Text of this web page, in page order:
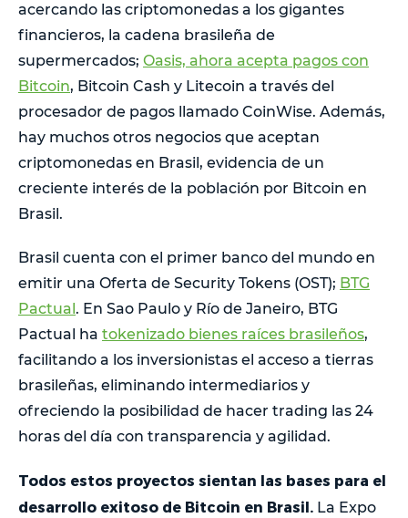
acercando las criptomonedas a los gigantes
financieros, la cadena brasileña de
supermercados; Oasis, ahora acepta pagos con
Bitcoin, Bitcoin Cash y Litecoin a través del
procesador de pagos llamado CoinWise. Además,
hay muchos otros negocios que aceptan
criptomonedas en Brasil, evidencia de un
creciente interés de la población por Bitcoin en
Brasil.
Brasil cuenta con el primer banco del mundo en
emitir una Oferta de Security Tokens (OST); BTG
Pactual . En Sao Paulo y Río de Janeiro, BTG
Pactual ha tokenizado bienes raíces brasileños,
facilitando a los inversionistas el acceso a tierras
brasileñas, eliminando intermediarios y
ofreciendo la posibilidad de hacer trading las 24
horas del día con transparencia y agilidad.
Todos estos proyectos sientan las bases para el
desarrollo exitoso de Bitcoin en Brasil. La Expo